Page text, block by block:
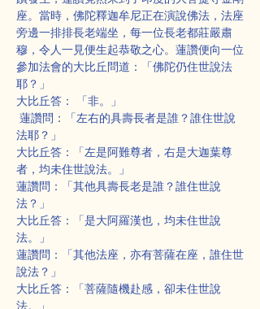
座。當時，佛陀釋迦牟尼正在演說佛法，法座
旁邊一排排長老端坐，每一位長老都莊嚴肅
穆，令人一見便生起恭敬之心。蓮讚便向一位
參加法會的大比丘問道：「佛陀仍住世說法
耶？」
大比丘答： 「非。」
蓮讚問：「左右的具壽長者是誰？誰住世說
法耶？」
大比丘答：「左是阿難尊者，右是大迦葉尊
者，均未住世說法。」
蓮讚問：「其他具壽長老是誰？誰住世說
法？」
大比丘答：「是大阿羅漢也，均未住世說
法。」
蓮讚問：「其他法座，亦有菩薩在座，誰住世
說法？」
大比丘答：「菩薩隨機赴感，卻未住世說
法。」